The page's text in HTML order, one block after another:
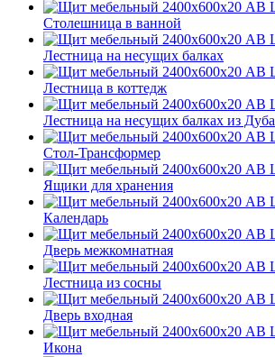
Столешница в ванной
Лестница на несущих балках
Лестница в коттедж
Лестница на несущих балках из Дуба
Стол-Трансформер
Ящики для хранения
Календарь
Дверь межкомнатная
Лестница из сосны
Дверь входная
Икона